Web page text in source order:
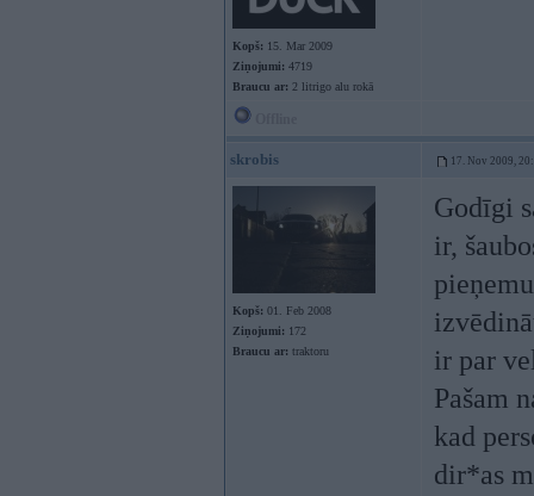
Kopš: 15. Mar 2009
Ziņojumi: 4719
Braucu ar: 2 litrigo alu rokā
skrobis 17. Nov 2009,
Kopš: 01. Feb 2008
Ziņojumi: 172
Braucu ar: traktoru
Godīgi
ir,
ir par
Pašam
kad
dir*as